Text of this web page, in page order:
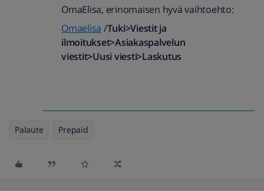
OmaElisa, erinomaisen hyvä vaihtoehto:
Omaelisa /Tuki>Viestit ja
ilmoitukset>Asiakaspalvelun
viestit>Uusi viesti>Laskutus
Palaute Prepaid